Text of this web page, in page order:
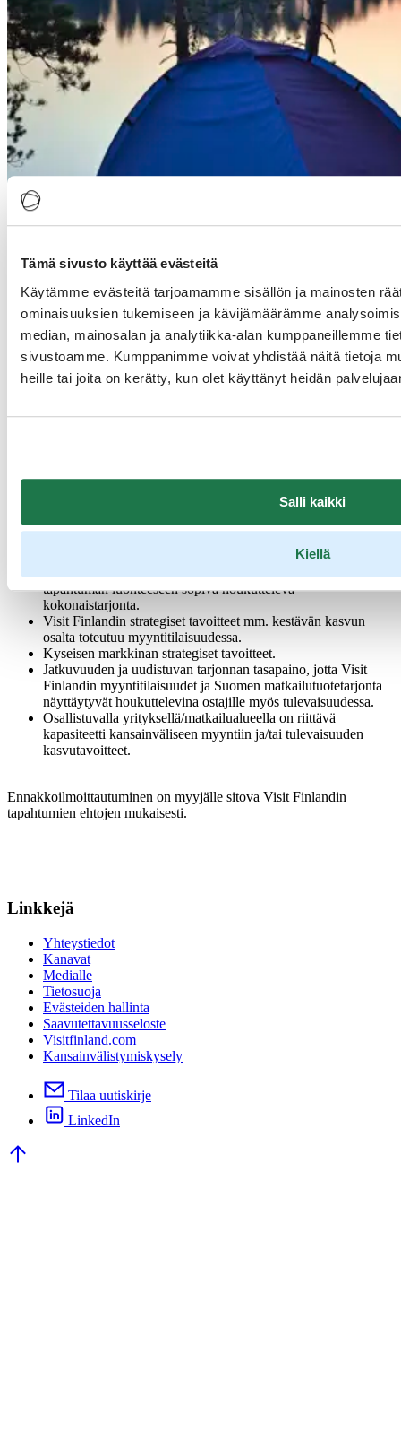
Tämä sivusto käyttää evästeitä
Käytämme evästeitä tarjoamamme sisällön ja mainosten
ominaisuuksien tukemiseen ja kävijämäärämme
median, mainosalan ja analytiikka-alan kumppaneillemme
sivustoamme. Kumppanimme voivat yhdistää näitä tietoja
heille tai joita on kerätty, kun olet käyttänyt heidän
Salli kaikki
Kiellä
Visit Finland järjestää yhdessä Pohjoismaiden kanssa syyskuussa
myyntitapahtuman Frankfurtissa.
Osallistumismaksu
1490 € + ALV / yritys / 1 osallistuja
HUOM! Ennakko-ilmoittautuminen on auki 28.3.2025 saakka,
viimeistään sen jälkeen Visit Finland valitsee osallistujat
myyntitapahtumaan. Osallistujavalinnassa Visit Finland ottaa
tapahtuman luonteeseen sopiva houkutteleva
kokonaistarjonta.
Visit Finlandin strategiset tavoitteet mm. kestävän kasvun
osalta toteutuu myyntitilaisuudessa.
Kyseisen markkinan strategiset tavoitteet.
Jatkuvuuden ja uudistuvan tarjonnan tasapaino, jotta Visit
Finlandin myyntitilaisuudet ja Suomen matkailutuotetarjonta
näyttäytyvät houkuttelevina ostajille myös tulevaisuudessa.
Osallistuvalla yrityksellä/matkailualueella on riittävä
kapasiteetti kansainväliseen myyntiin ja/tai tulevaisuuden
kasvutavoitteet.
Ennakkoilmoittautuminen on myyjälle sitova Visit Finlandin
tapahtumien ehtojen mukaisesti.
Linkkejä
Yhteystiedot
Kanavat
Medialle
Tietosuoja
Evästeiden hallinta
Saavutettavuusseloste
Visitfinland.com
Kansainvälistymiskysely
Tilaa uutiskirje
LinkedIn